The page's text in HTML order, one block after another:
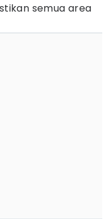
semua area